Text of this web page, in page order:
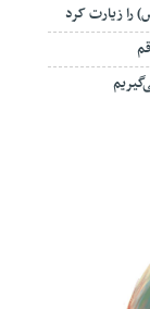
را زیارت کرد